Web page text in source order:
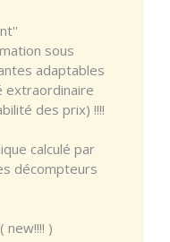
sous
adaptables
extraordinaire
des prix) !!!!
calculé par
décompteurs
new!!!! )